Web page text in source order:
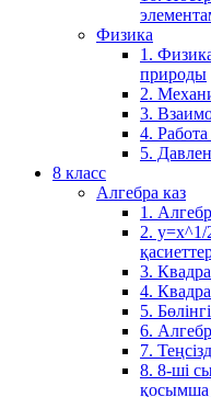
Физика
1.
природы
2.
3.
4.
5.
8 класс
Алгебра каз
1.
2. у=х^1/
3.
4.
5.
6.
7.
8. 8-ші
қосымша